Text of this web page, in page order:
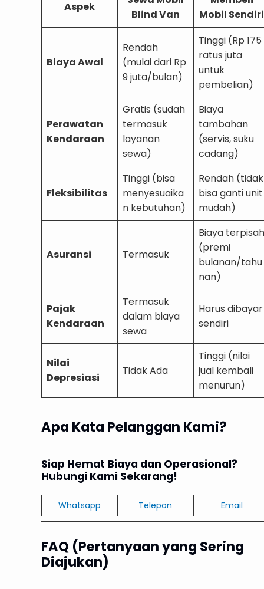
Aspek
Blind Van
Mobil Sendiri
Biaya Awal
Rendah
(mulai dari Rp
9 juta/bulan)
Tinggi (Rp 175
ratus juta
untuk
pembelian)
Perawatan
Kendaraan
Gratis (sudah
termasuk
layanan
sewa)
Biaya
tambahan
(servis, suku
cadang)
Fleksibilitas
Tinggi (bisa
menyesuaika
n kebutuhan)
Rendah (tidak
bisa ganti unit
mudah)
Asuransi Termasuk
Biaya terpisah
(premi
bulanan/tahu
nan)
Pajak
Kendaraan
Termasuk
dalam biaya
sewa
Harus dibayar
sendiri
Nilai
Depresiasi
Tidak Ada
Tinggi (nilai
jual kembali
menurun)
Apa Kata Pelanggan Kami?
Siap Hemat Biaya dan Operasional?
Hubungi Kami Sekarang!
Whatsapp Telepon Email
FAQ (Pertanyaan yang Sering
Diajukan)